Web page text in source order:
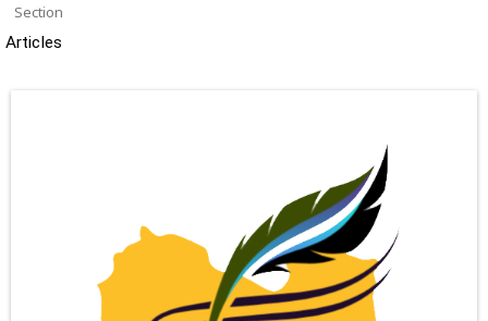
Section
Articles